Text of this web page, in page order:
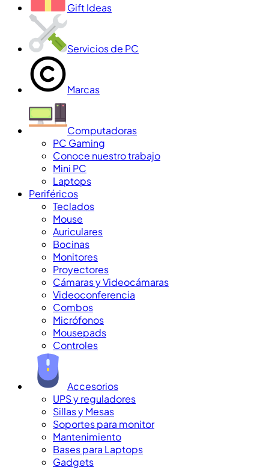
Gift Ideas
Servicios de PC
Marcas
Computadoras
PC Gaming
Conoce nuestro trabajo
Mini PC
Laptops
Periféricos
Teclados
Mouse
Auriculares
Bocinas
Monitores
Proyectores
Cámaras y Videocámaras
Videoconferencia
Combos
Micrófonos
Mousepads
Controles
Accesorios
UPS y reguladores
Sillas y Mesas
Soportes para monitor
Mantenimiento
Bases para Laptops
Gadgets